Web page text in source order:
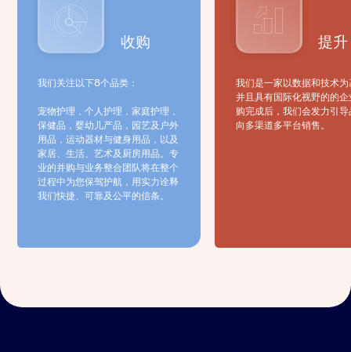
收购
我们关注以下8个品类：
宠物护理，个人护理，家庭护理，
保健品，婴幼儿产品，园艺及户外
用品，运动器材与健身用品，以及
家居、生活、艺术及厨房用品。专
业的并购与业务整合团队将在整个
过程中为您保驾护航，用实力诠释
我们快捷、可靠及公平的信条。
提升
我们是一家以数据和技术为
并且具有国际化视野的的企
购完成后，我们会发力引
向多渠道多平台销售。